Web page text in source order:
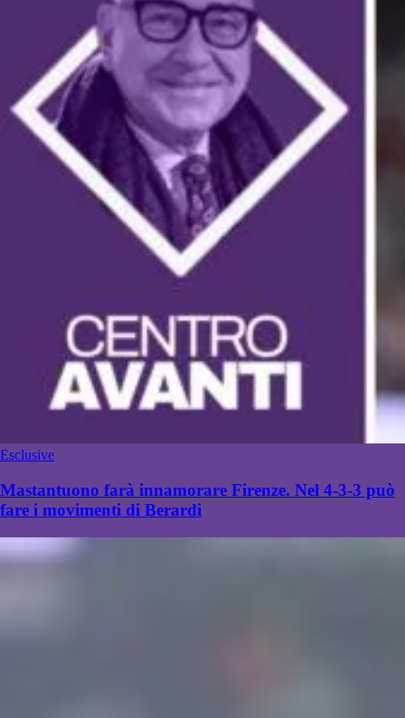
Esclusive
Mastantuono farà innamorare Firenze. Nel 4-3-3 può
fare i movimenti di Berardi